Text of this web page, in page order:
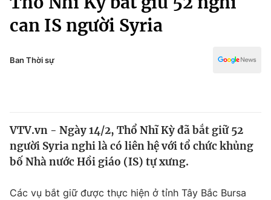
Chính trị
Thế giới
Kinh tế
Thể thao
Truyền hình
Y tế
can IS người Syria
Ban Thời sự
VTV.vn - Ngày 14/2, Thổ Nhĩ Kỳ đã bắt giữ 52
người Syria nghi là có liên hệ với tổ chức khủng
bố Nhà nước Hồi giáo (IS) tự xưng.
Các vụ bắt giữ được thực hiện ở tỉnh Tây Bắc Bursa